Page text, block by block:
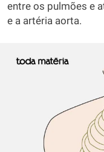
entre os pulmões e
e a artéria aorta.